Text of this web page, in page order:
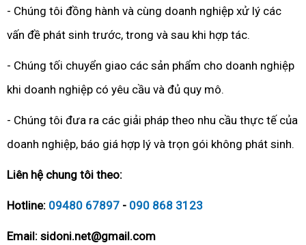
- Chúng tôi đồng hành và cùng doanh nghiệp xử lý các
vấn đề phát sinh trước, trong và sau khi hợp tác.
- Chúng tối chuyển giao các sản phẩm cho doanh nghiệp
khi doanh nghiệp có yêu cầu và đủ quy mô.
- Chúng tôi đưa ra các giải pháp theo nhu cầu thực tế của
doanh nghiệp, báo giá hợp lý và trọn gói không phát sinh.
Liên hệ chung tôi theo:
Hotline: 09480 67897 - 090 868 3123
Email: sidoni.net@gmail.com